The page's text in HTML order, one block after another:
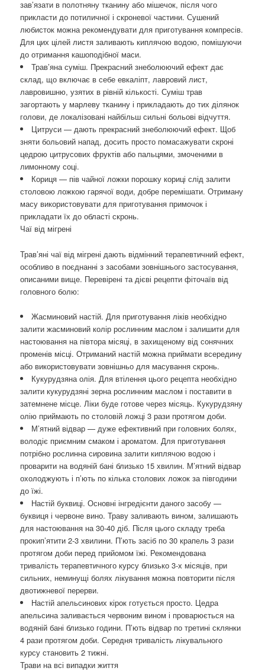
зав’язати в полотняну тканину або мішечок, після чого
прикласти до потиличної і скроневої частини. Сушений
любисток можна рекомендувати для приготування компресів.
Для цих цілей листя заливають киплячою водою, помішуючи
до отримання кашоподібної маси.
Трав’яна суміш. Прекрасний знеболюючий ефект дає
склад, що включає в себе евкаліпт, лавровий лист,
лавровишню, узятих в рівній кількості. Суміш трав
загортають у марлеву тканину і прикладають до тих ділянок
голови, де локалізовані найбільш сильні больові відчуття.
Цитруси — дають прекрасний знеболюючий ефект. Щоб
зняти больовий напад, досить просто помасажувати скроні
цедрою цитрусових фруктів або пальцями, змоченими в
лимонному соці.
Кориця — пів чайної ложки порошку кориці слід залити
столовою ложкою гарячої води, добре перемішати. Отриману
масу використовувати для приготування примочок і
прикладати їх до області скронь.
Чаї від мігрені
Трав’яні чаї від мігрені дають відмінний терапевтичний ефект,
особливо в поєднанні з засобами зовнішнього застосування,
описаними вище. Перевірені та дієві рецепти фіточаїв від
головного болю:
Жасминовий настій. Для приготування ліків необхідно
залити жасминовий колір рослинним маслом і залишити для
настоювання на півтора місяці, в захищеному від сонячних
променів місці. Отриманий настій можна приймати всередину
або використовувати зовнішньо для масування скронь.
Кукурудзяна олія. Для втілення цього рецепта необхідно
залити кукурудзяні зерна рослинним маслом і поставити в
затемнене місце. Ліки буде готове через місяць. Кукурудзяну
олію приймають по столовій ложці 3 рази протягом доби.
М’ятний відвар — дуже ефективний при головних болях,
володіє приємним смаком і ароматом. Для приготування
потрібно рослинна сировина залити киплячою водою і
проварити на водяній бані близько 15 хвилин. М’ятний відвар
охолоджують і п’ють по кілька столових ложок за півгодини
до їжі.
Настій буквиці. Основні інгредієнти даного засобу —
буквиця і червоне вино. Траву заливають вином, залишають
для настоювання на 30-40 діб. Після цього складу треба
прокип’ятити 2-3 хвилини. П’ють засіб по 30 крапель 3 рази
протягом доби перед прийомом їжі. Рекомендована
тривалість терапевтичного курсу близько 3-х місяців, при
сильних, неминущі болях лікування можна повторити після
двотижневої перерви.
Настій апельсинових кірок готується просто. Цедра
апельсина заливається червоним вином і проварюється на
водяній бані близько години. П’ють відвар по третині склянки
4 рази протягом доби. Середня тривалість лікувального
курсу становить 2 тижні.
Трави на всі випадки життя